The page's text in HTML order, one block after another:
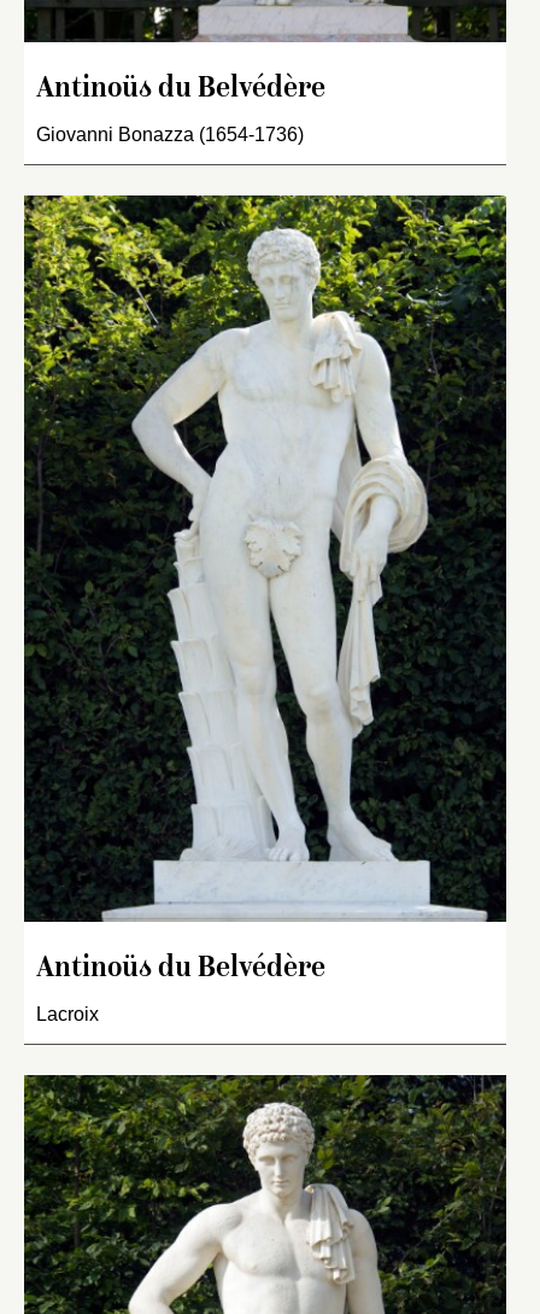
Antinoüs du Belvédère
Giovanni Bonazza (1654-1736)
Antinoüs du Belvédère
Lacroix